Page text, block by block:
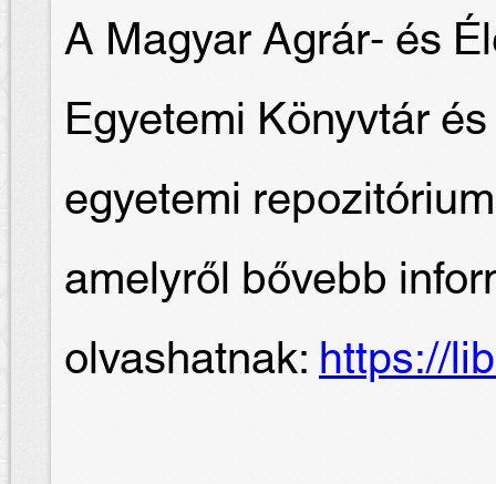
A Magyar Agrár- és
Egyetemi Könyvtár
egyetemi
amelyről bővebb
olvashatnak:https://